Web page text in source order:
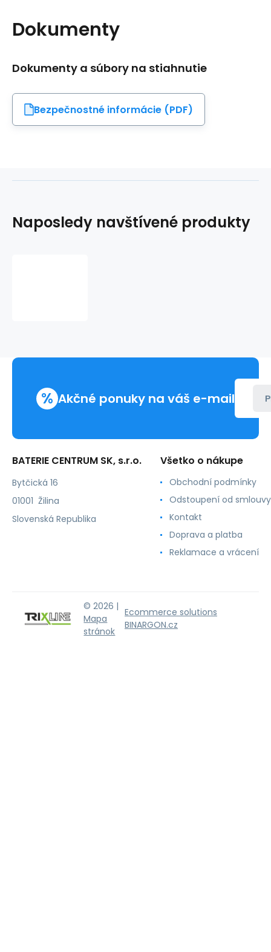
Dokumenty
Dokumenty a súbory na stiahnutie
Bezpečnostné informácie (PDF)
Naposledy navštívené produkty
521
% Akčné ponuky na váš e-mail
BATERIE CENTRUM SK, s.r.o.
Bytčická 16
01001 Žilina
Slovenská Republika
Všetko o nákupe
Obchodní podmínky
Odstoupení od smlouvy
Kontakt
Doprava a platba
Reklamace a vrácení
© 2026 |
Mapa
stránok
Ecommerce solutions
BINARGON.cz